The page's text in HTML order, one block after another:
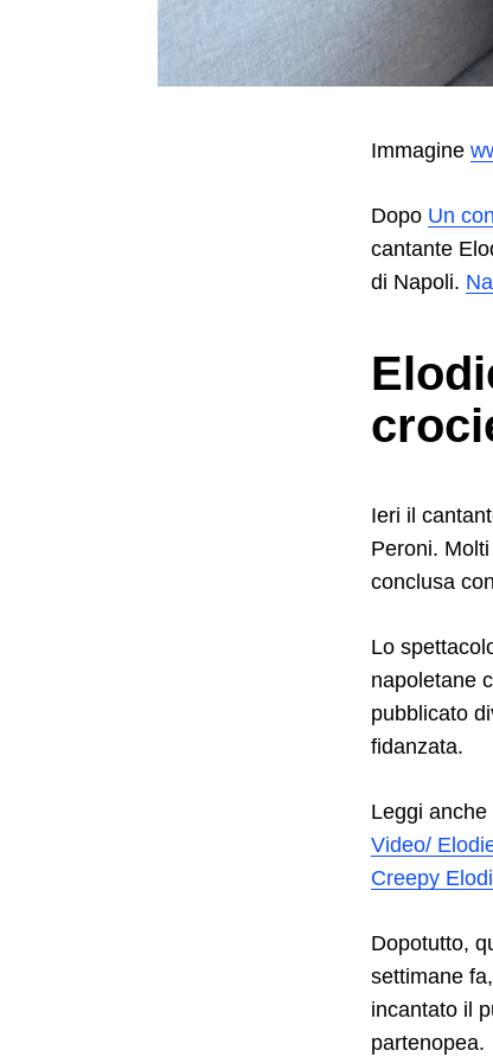
Immagine
Dopo Un
cantante
di Napoli.
Ieri il
Peroni.
conclusa
Lo
napoletane
pubblicato
fidanzata.
Leggi anche
Video/
Creepy
Dopotutto,
settimane
incantato il
partenopea.